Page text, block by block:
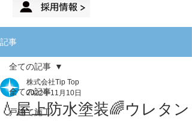
記事
全ての記事
戸建て施工
全ての記事
💧屋上防水塗装🌈ウレタン
株式会社Tip Top
2022年11月10日